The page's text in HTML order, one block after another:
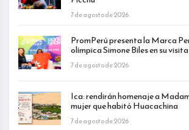
7 de agosto de 2026
PromPerú presenta la Marca
olímpica Simone Biles en su
7 de agosto de 2026
Ica: rendirán homenaje a
mujer que habitó Huacachina
7 de agosto de 2026